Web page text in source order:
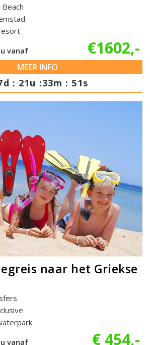
vanaf
€1602,-
MEER INFO
: 21u :33m : 50s
naar het Griekse
vanaf
€ 454,-